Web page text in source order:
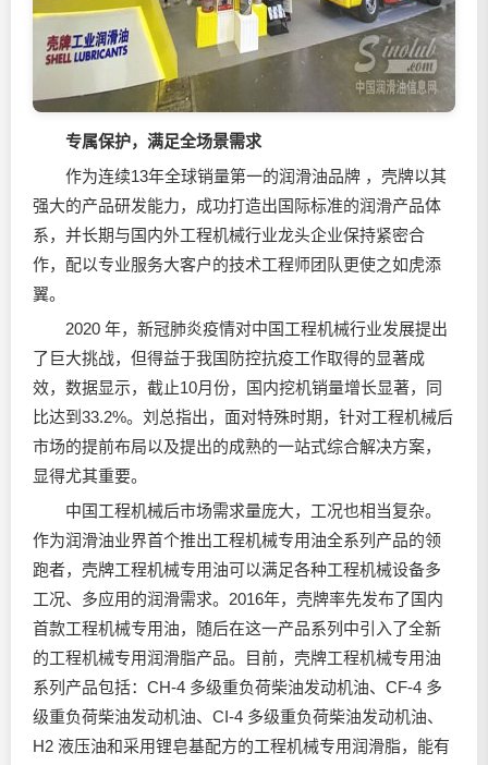
专属保护，满足全场景需求
作为连续13年全球销量第一的润滑油品牌 ，壳牌以其
强大的产品研发能力，成功打造出国际标准的润滑产品体
系，并长期与国内外工程机械行业龙头企业保持紧密合
作，配以专业服务大客户的技术工程师团队更使之如虎添
翼。
2020 年，新冠肺炎疫情对中国工程机械行业发展提出
了巨大挑战，但得益于我国防控抗疫工作取得的显著成
效，数据显示，截止10月份，国内挖机销量增长显著，同
比达到33.2%。刘总指出，面对特殊时期，针对工程机械后
市场的提前布局以及提出的成熟的一站式综合解决方案，
显得尤其重要。
中国工程机械后市场需求量庞大，工况也相当复杂。
作为润滑油业界首个推出工程机械专用油全系列产品的领
跑者，壳牌工程机械专用油可以满足各种工程机械设备多
工况、多应用的润滑需求。2016年，壳牌率先发布了国内
首款工程机械专用油，随后在这一产品系列中引入了全新
的工程机械专用润滑脂产品。目前，壳牌工程机械专用油
系列产品包括：CH-4 多级重负荷柴油发动机油、CF-4 多
级重负荷柴油发动机油、CI-4 多级重负荷柴油发动机油、
H2 液压油和采用锂皂基配方的工程机械专用润滑脂，能有